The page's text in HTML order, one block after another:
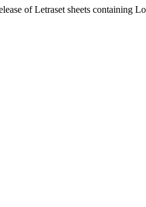
of Letraset sheets containing